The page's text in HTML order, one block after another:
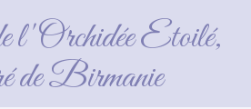
l'Orchidée Etoilé,
de Birmanie
Néron